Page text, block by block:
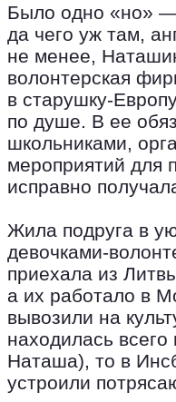
Было одно «но» —
да чего уж там,
не менее,
волонтерская
в старушку-
по душе. В ее
школьниками,
мероприятий для
исправно
Жила подруга в
девочками-
приехала из
а их работало в
вывозили на
находилась
Наташа), то в
устроили